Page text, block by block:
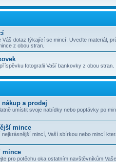
Váš dotaz týkající se mincí. Uveďte materiál,
z obou stran.
fotografii Vaší bankovky z obou stran.
nákup a prodej
umístit svoje nabídky nebo poptávky po
mince
nejkrásnější mincí, Vaší sbírkou nebo mincí
mince
pro potěchu oka ostatním navštěvníkům